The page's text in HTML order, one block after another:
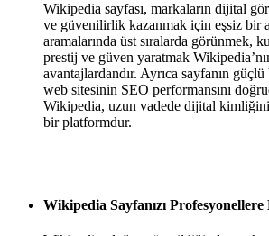
Wikipedia sayfası, markaların dijital
ve güvenilirlik kazanmak için eşsiz bir
aramalarında üst sıralarda görünmek,
prestij ve güven yaratmak
avantajlardandır. Ayrıca sayfanın
web sitesinin SEO performansını
Wikipedia, uzun vadede dijital
bir platformdur.
Wikipedia Sayfanızı